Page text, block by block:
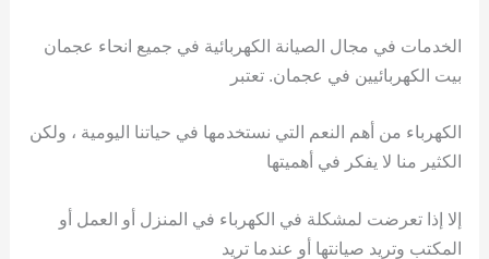
الخدمات في مجال الصيانة الكهربائية في جميع انحاء عجمان
بيت الكهربائيين في عجمان. تعتبر
الكهرباء من أهم النعم التي نستخدمها في حياتنا اليومية ، ولكن
الكثير منا لا يفكر في أهميتها
إلا إذا تعرضت لمشكلة في الكهرباء في المنزل أو العمل أو
المكتب وتريد صيانتها أو عندما تريد